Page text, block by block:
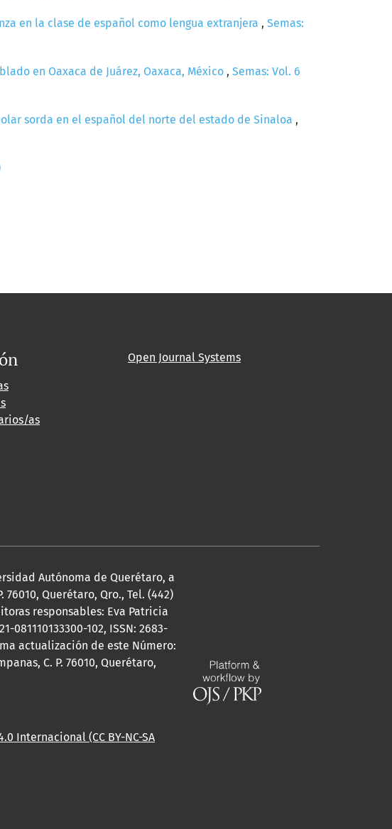
en la clase de español como lengua extranjera , Semas:
en Oaxaca de Juárez, Oaxaca, México , Semas: Vol. 6
sorda en el español del norte del estado de Sinaloa ,
as
Open Journal Systems
Autónoma de Querétaro, a
Querétaro, Qro., Tel. (442)
responsables: Eva Patricia
102, ISSN: 2683-
actualización de este Número:
C. P. 76010, Querétaro,
Internacional (CC BY-NC-SA